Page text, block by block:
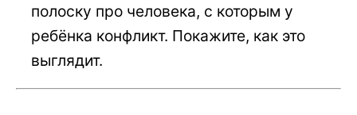
полоску про человека, с которым у
ребёнка конфликт. Покажите, как это
выглядит.